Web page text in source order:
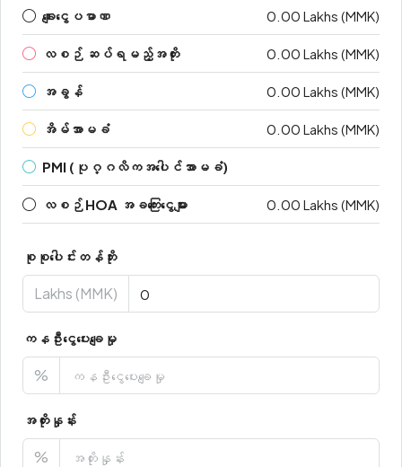
ချေးငွေပမာဏ 0.00 Lakhs (MMK)
လစဉ် ဆပ်ရမည့်အတိုး 0.00 Lakhs (MMK)
အခွန် 0.00 Lakhs (MMK)
အိမ်အာမခံ 0.00 Lakhs (MMK)
PMI (ပုဂ္ဂလိကအပေါင်အာမခံ)
လစဉ် HOA အခကြေးငွေများ 0.00 Lakhs (MMK)
စုစုပေါင်းတန်ဘိုး
Lakhs (MMK)
ကနဦးငွေပေးချေမှု
%
အတိုးနှုန်း
%